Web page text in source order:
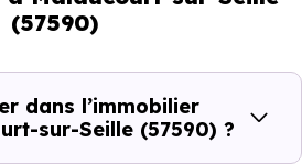
renseigne directement sur la
et les typologies de biens les
sur-Seille (57590) dispose
(57590)
dans l’immobilier
sur-Seille (57590) ?